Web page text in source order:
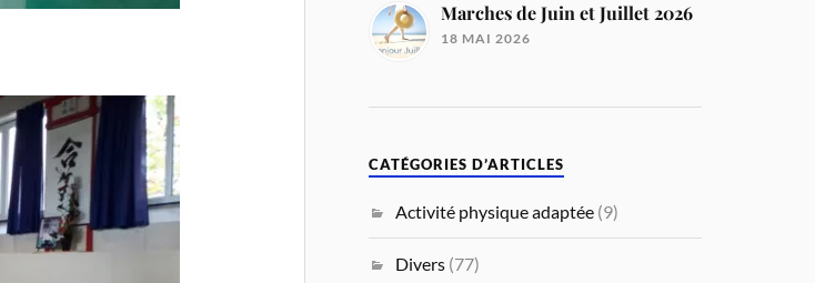
Marches de Juin et Juillet 2026
18 MAI 2026
CATÉGORIES D’ARTICLES
Activité physique adaptée (9)
Divers (77)